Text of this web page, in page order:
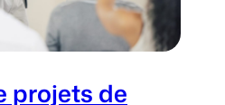
projets de